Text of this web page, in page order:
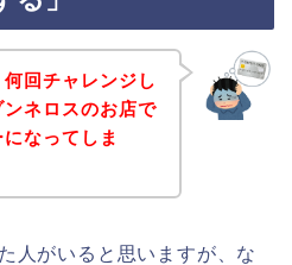
回チャレンジし
ネロスのお店で
なってしま
人がいると思いますが、な